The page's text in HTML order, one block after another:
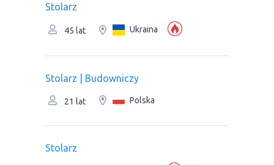
Stolarz
45 lat Ukraina
Stolarz | Budowniczy
21 lat Polska
Stolarz